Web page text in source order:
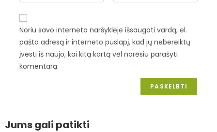
Jums gali patikti
Noriu savo interneto naršyklėje išsaugoti vardą, el.
pašto adresą ir interneto puslapį, kad jų nebereiktų
įvesti iš naujo, kai kitą kartą vėl norėsiu parašyti
komentarą.